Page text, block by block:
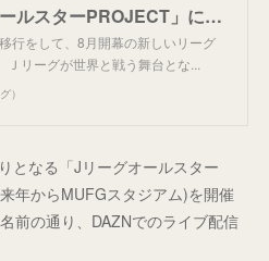
【公式】「ＪリーグオールスターPROJECT」について：Ｊリーグ公式サイト（J.LEAGUE.jp）
行をして、8月開幕の新しいリーグ
リーグが世界と戦う舞台とな...
）
となる「Jリーグオールスター
年からMUFGスタジアム)を開催
前の通り、DAZNでのライブ配信